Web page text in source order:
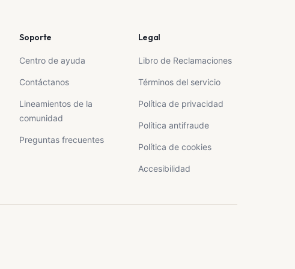
Soporte
Centro de ayuda
Contáctanos
Lineamientos de la
comunidad
Preguntas frecuentes
Legal
Libro de Reclamaciones
Términos del servicio
Política de privacidad
Política antifraude
Política de cookies
Accesibilidad